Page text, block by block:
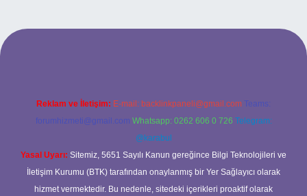
Reklam ve İletişim: E-mail: backlinkpaneli@gmail.com Teams:
forumhizmeti@gmail.com Whatsapp: 0262 606 0 726 Telegram:
@karabul
Yasal Uyarı: Sitemiz, 5651 Sayılı Kanun gereğince Bilgi Teknolojileri ve
İletişim Kurumu (BTK) tarafından onaylanmış bir Yer Sağlayıcı olarak
hizmet vermektedir. Bu nedenle, sitedeki içerikleri proaktif olarak